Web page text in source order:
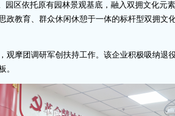
园区依托原有园林景观基底，融入双拥文化元
政教育、群众休闲休憩于一体的标杆型双拥文
观摩团调研军创扶持工作。该企业积极吸纳退
。